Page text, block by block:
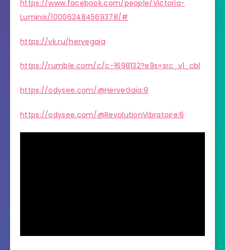
https://www.facebook.com/people/Victoria-
Luminis/100063484569378/#
https://vk.ru/hervegaia
https://rumble.com/c/c-1698132?e9s=src_v1_cbl
https://odysee.com/@HerveGaia:9
https://odysee.com/@RevolutionVibratoire:6